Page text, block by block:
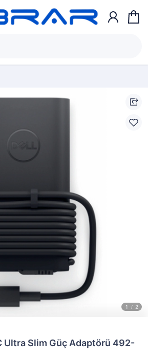
Ultra Slim Güç Adaptörü 492-